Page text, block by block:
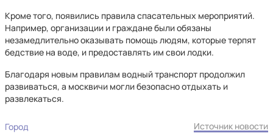
Кроме того, появились правила спасательных мероприятий.
Например, организации и граждане были обязаны
незамедлительно оказывать помощь людям, которые терпят
бедствие на воде, и предоставлять им свои лодки.
Благодаря новым правилам водный транспорт продолжил
развиваться, а москвичи могли безопасно отдыхать и
развлекаться.
Город Источник новости